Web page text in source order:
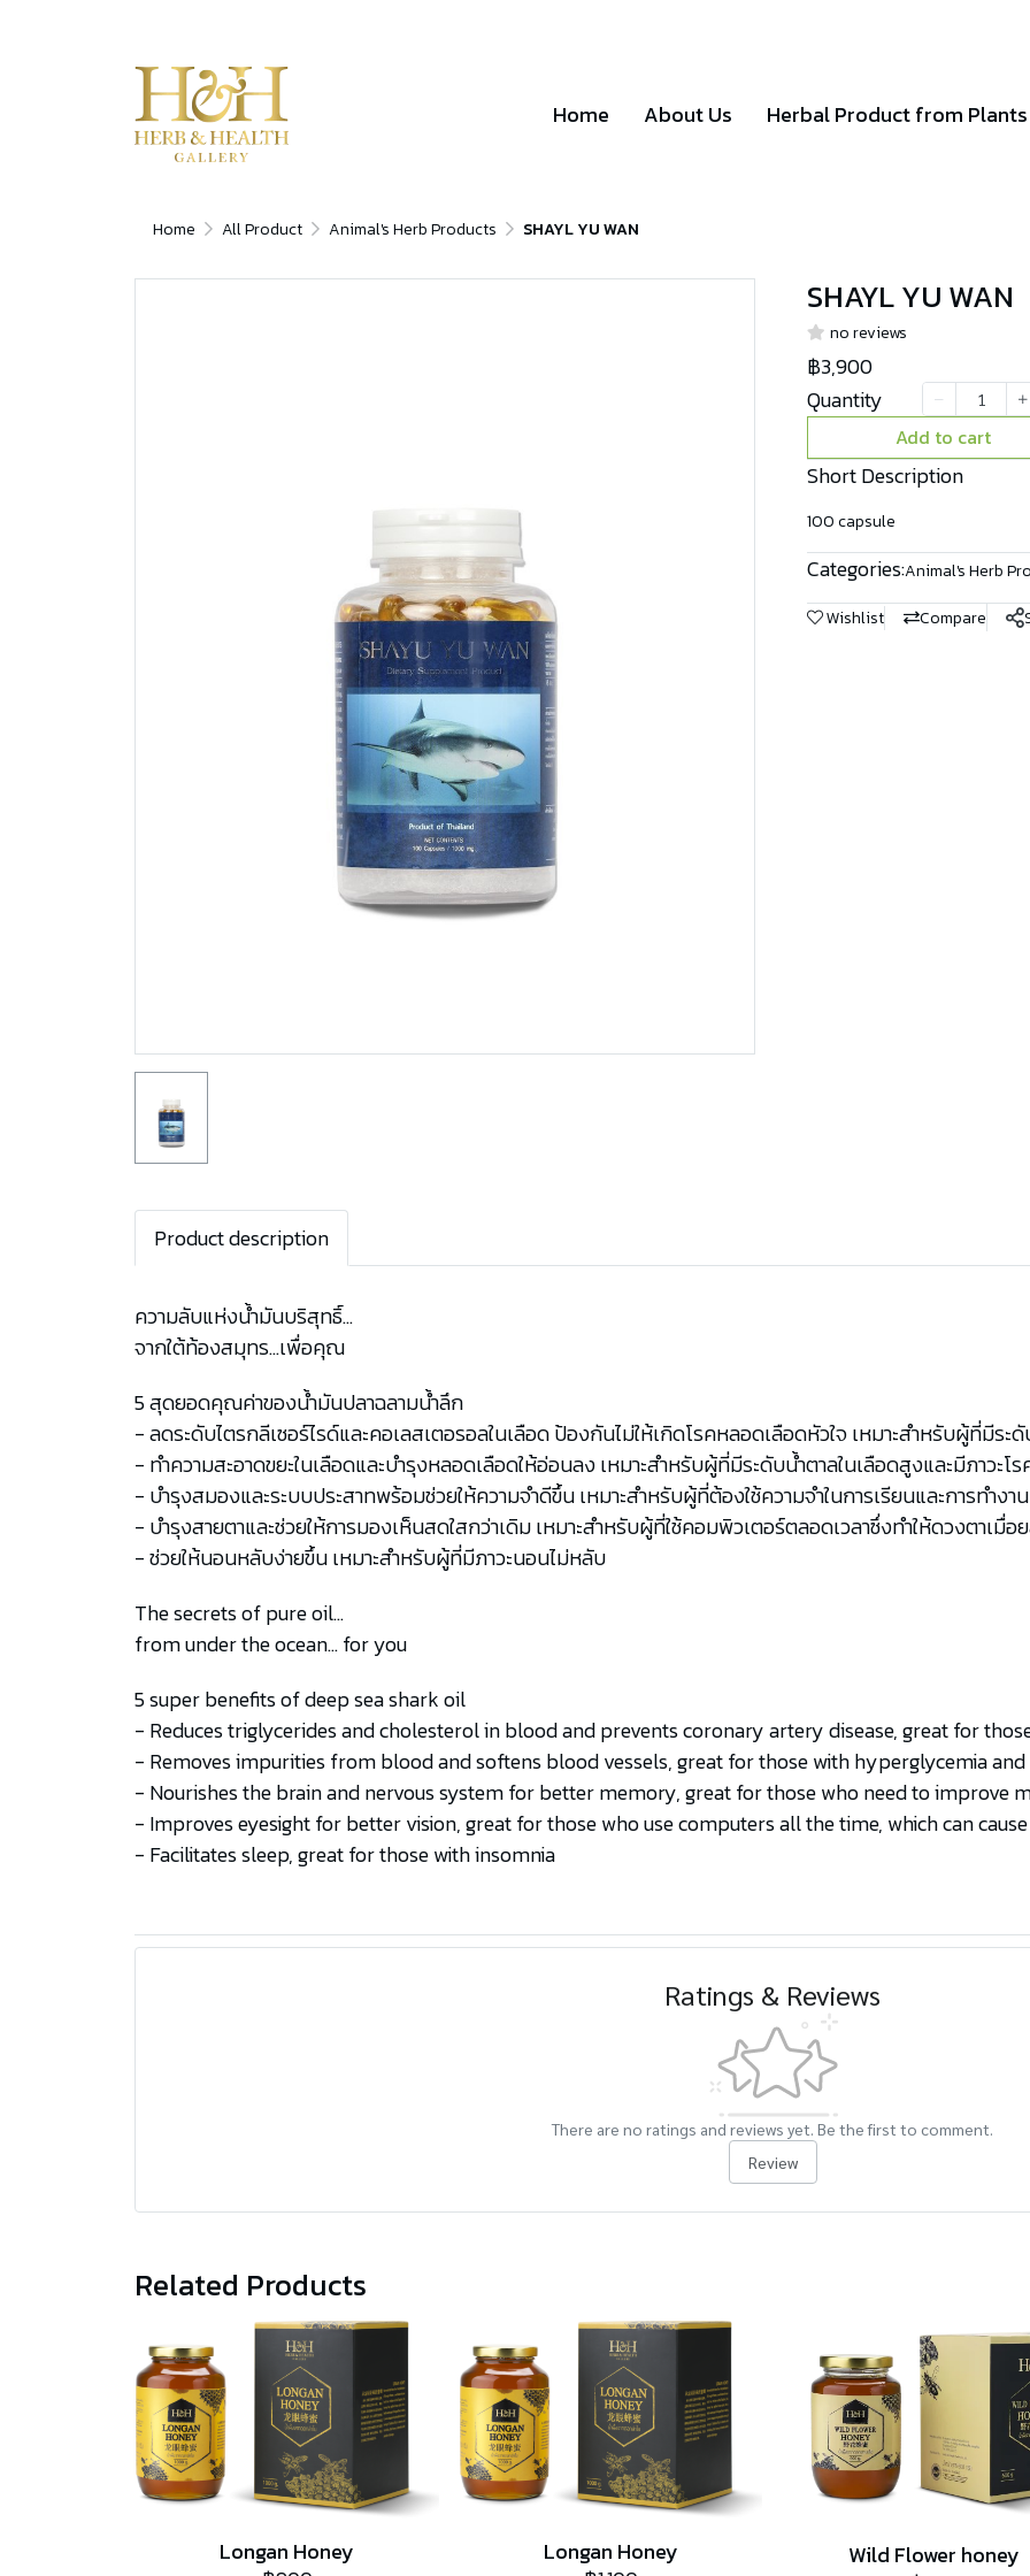
Home About Us Herbal Product from Plants
Home All Product Animal's Herb Products SHAYL YU WAN
SHAYL YU WAN
no reviews
฿3,900
Quantity
Add to cart
Short Description
100 capsule
Categories:Animal's Herb
Wishlist
Compare
Product description
ความลับแห่งน้ำมันบริสุทธิ์…
จากใต้ท้องสมุทร…เพื่อคุณ
5 สุดยอดคุณค่าของน้ำมันปลาฉลามน้ำลึก
- ลดระดับไตรกลีเซอร์ไรด์และคอเลสเตอรอลในเลือด ป้องกันไม่ให้เกิดโรคหลอดเลือดหัวใจ เหมาะสำหรับผู้ที่มีร
- ทำความสะอาดขยะในเลือดและบำรุงหลอดเลือดให้อ่อนลง เหมาะสำหรับผู้ที่มีระดับน้ำตาลในเลือดสูงและมีภาวะโ
- บำรุงสมองและระบบประสาทพร้อมช่วยให้ความจำดีขึ้น เหมาะสำหรับผู้ที่ต้องใช้ความจำในการเรียนและการทำงาน
- บำรุงสายตาและช่วยให้การมองเห็นสดใสกว่าเดิม เหมาะสำหรับผู้ที่ใช้คอมพิวเตอร์ตลอดเวลาซึ่งทำให้ดวงตาเมื่อ
- ช่วยให้นอนหลับง่ายขึ้น เหมาะสำหรับผู้ที่มีภาวะนอนไม่หลับ
The secrets of pure oil…
from under the ocean… for you
5 super benefits of deep sea shark oil
- Reduces triglycerides and cholesterol in blood and prevents coronary artery disease, great for
- Removes impurities from blood and softens blood vessels, great for those with hyperglycemia
- Nourishes the brain and nervous system for better memory, great for those who need to improve
- Improves eyesight for better vision, great for those who use computers all the time, which can
- Facilitates sleep, great for those with insomnia
Ratings & Reviews
There are no ratings and reviews yet. Be the first to comment.
Review
Related Products
Longan Honey
Longan Honey
Wild Flower honey